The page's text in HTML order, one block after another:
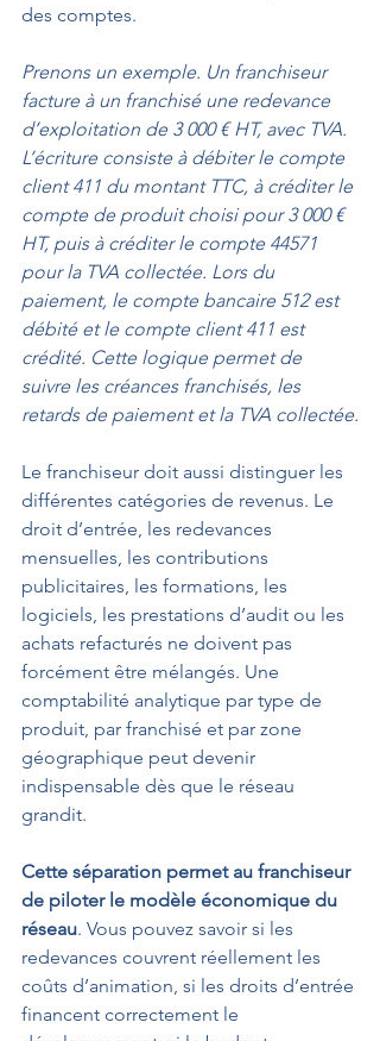
des comptes.
Prenons un exemple. Un franchiseur
facture à un franchisé une redevance
d’exploitation de 3 000 € HT, avec TVA.
L’écriture consiste à débiter le compte
client 411 du montant TTC, à créditer le
compte de produit choisi pour 3 000 €
HT, puis à créditer le compte 44571
pour la TVA collectée. Lors du
paiement, le compte bancaire 512 est
débité et le compte client 411 est
crédité. Cette logique permet de
suivre les créances franchisés, les
retards de paiement et la TVA collectée.
Le franchiseur doit aussi distinguer les
différentes catégories de revenus. Le
droit d’entrée, les redevances
mensuelles, les contributions
publicitaires, les formations, les
logiciels, les prestations d’audit ou les
achats refacturés ne doivent pas
forcément être mélangés. Une
comptabilité analytique par type de
produit, par franchisé et par zone
géographique peut devenir
indispensable dès que le réseau
grandit.
Cette séparation permet au franchiseur
de piloter le modèle économique du
réseau. Vous pouvez savoir si les
redevances couvrent réellement les
coûts d’animation, si les droits d’entrée
financent correctement le